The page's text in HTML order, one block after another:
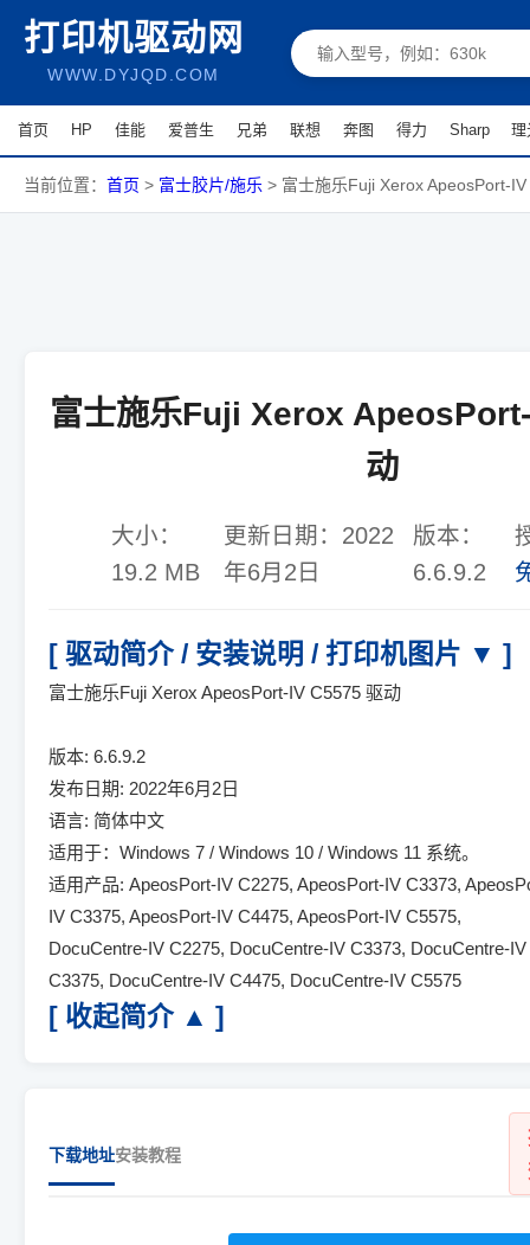
打印机驱动网
WWW.DYJQD.COM
首页 HP 佳能 爱普生 兄弟 联想 奔图 得力 Sharp 理
当前位置： 首页 > 富士胶片/施乐 > 富士施乐Fuji Xerox ApeosPort-
富士施乐Fuji Xerox
动
大小：
19.2 MB
更新日期： 2022
年6月2日
版本：
6.6.9.2
[ 驱动简介 / 安装说明 / 打印机图片 ▼ ]
富士施乐Fuji Xerox ApeosPort-IV C5575 驱动
版本: 6.6.9.2
发布日期: 2022年6月2日
语言: 简体中文
适用于：Windows 7 / Windows 10 / Windows 11 系统。
适用产品: ApeosPort-IV C2275, ApeosPort-IV C3373,
IV C3375, ApeosPort-IV C4475, ApeosPort-IV C5575,
DocuCentre-IV C2275, DocuCentre-IV C3373, DocuCentre-IV
C3375, DocuCentre-IV C4475, DocuCentre-IV C5575
[ 收起简介 ▲ ]
下载地址安装教程